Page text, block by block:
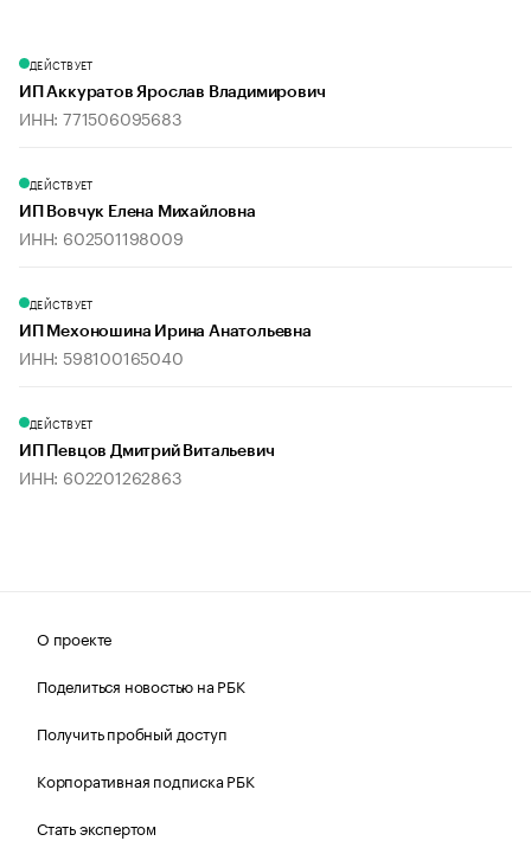
ДЕЙСТВУЕТ
ИП Аккуратов Ярослав Владимирович
ИНН: 771506095683
ДЕЙСТВУЕТ
ИП Вовчук Елена Михайловна
ИНН: 602501198009
ДЕЙСТВУЕТ
ИП Мехоношина Ирина Анатольевна
ИНН: 598100165040
ДЕЙСТВУЕТ
ИП Певцов Дмитрий Витальевич
ИНН: 602201262863
О проекте
Поделиться новостью на РБК
Получить пробный доступ
Корпоративная подписка РБК
Стать экспертом